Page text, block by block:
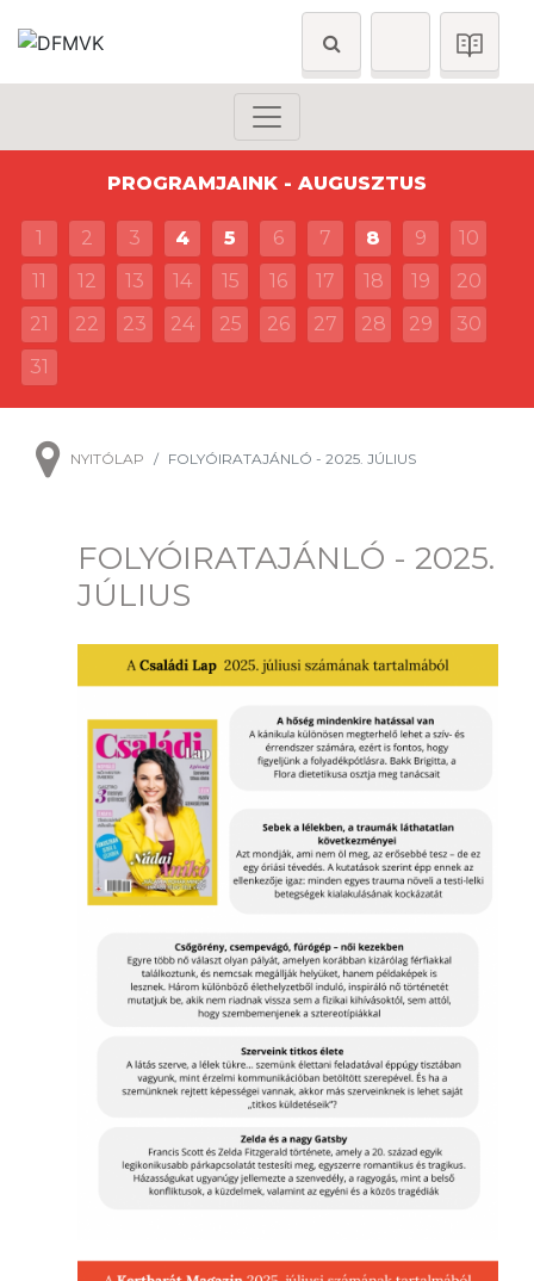
PROGRAMJAINK - AUGUSZTUS
1 2 3 4 5 6 7 8 9
10
11
12 13 14 15 16 17 18 19
20
21
22 23 24 25 26 27 28 29
30
31
NYITÓLAP FOLYÓIRATAJÁNLÓ - 2025. JÚLIUS
FOLYÓIRATAJÁNLÓ - 2025.
JÚLIUS